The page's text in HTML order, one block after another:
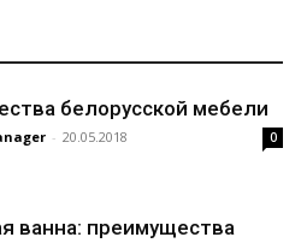
белорусской мебели
- 20.05.2018 0
ванна: преимущества